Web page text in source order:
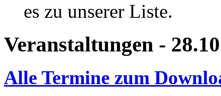
es zu unserer Liste.
Veranstaltungen -
Alle Termine zum